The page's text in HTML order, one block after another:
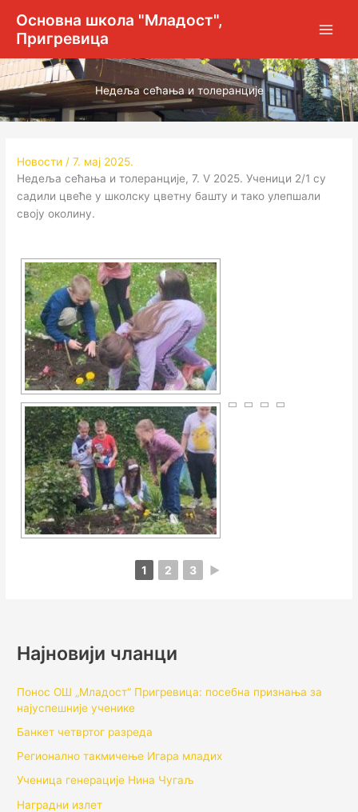
садржај
Основна школа "Младост",
Пригревица
Недеља сећања и толеранције
Новости /7. мај 2025.
Недеља сећања и толеранције, 7. V 2025. Ученици 2/1 су
садили цвеће у школску цветну башту и тако улепшали
своју околину.
1 2 3 ►
Најновији чланци
Понос ОШ „Младост“ Пригревица: посебна признања за
најуспешније ученике
Банкет четвртог разреда
Регионално такмичењe Игара младих
Ученица генерације Нина Чугаљ
Наградни излет